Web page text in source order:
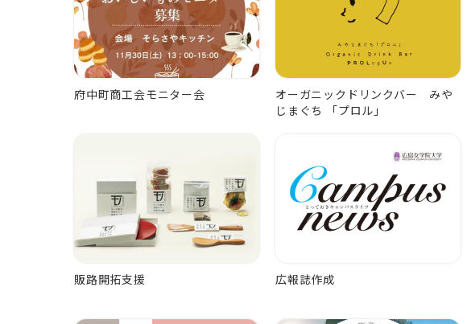
府中町商工会モニター会
オーガニックドリンクバー みや
じまぐち 「プロル」
販路開拓支援 広報誌作成